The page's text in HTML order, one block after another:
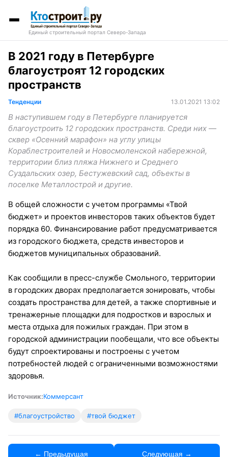
Единый строительный портал Северо-Запада
В 2021 году в Петербурге
благоустроят 12 городских
пространств
Тенденции 13.01.2021 13:02
В наступившем году в Петербурге планируется
благоустроить 12 городских пространств. Среди них —
сквер «Осенний марафон» на углу улицы
Кораблестроителей и Новосмоленской набережной,
территории близ пляжа Нижнего и Среднего
Суздальских озер, Бестужевский сад, объекты в
поселке Металлострой и другие.
В общей сложности с учетом программы «Твой
бюджет» и проектов инвесторов таких объектов будет
порядка 60. Финансирование работ предусматривается
из городского бюджета, средств инвесторов и
бюджетов муниципальных образований.
Как сообщили в пресс-службе Смольного, территории
в городских дворах предполагается зонировать, чтобы
создать пространства для детей, а также спортивные и
тренажерные площадки для подростков и взрослых и
места отдыха для пожилых граждан. При этом в
городской администрации пообещали, что все объекты
будут спроектированы и построены с учетом
потребностей людей с ограниченными возможностями
здоровья.
Источник:Коммерсант
#благоустройство #твой бюджет
← Предыдущая Следующая →